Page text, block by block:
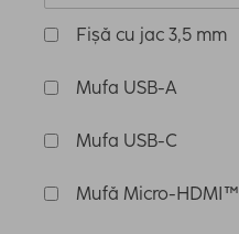
Fișă cu jac 3,5 mm
Mufa USB-A
Mufa USB-C
Mufă Micro-HDMI™